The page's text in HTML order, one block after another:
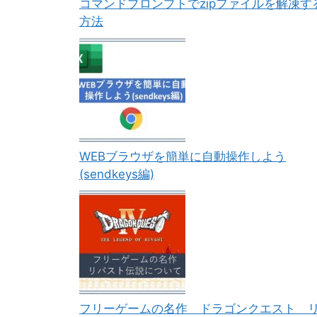
コマンドプロンプトでzipファイルを解凍す
方法
WEBブラウザを簡単に自動操作しよう
(sendkeys編)
フリーゲームの名作 ドラゴンクエスト